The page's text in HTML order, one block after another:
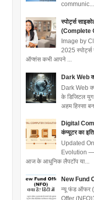
communic...
स्पोर्ट्स
(Complete
Image by
2025
ऑप्शंस कभी आपने ...
Dark Web
Dark Web
के डिजिटल युग
अहम हिस्सा बन
Digital
कंप्यूटर का
Updated
Evolution —
आज के आधुनिक लैपटॉप या...
New Fund
न्यू फंड ऑफर
Offer